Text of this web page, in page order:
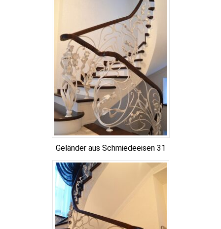
Geländer aus Schmiedeeisen 31